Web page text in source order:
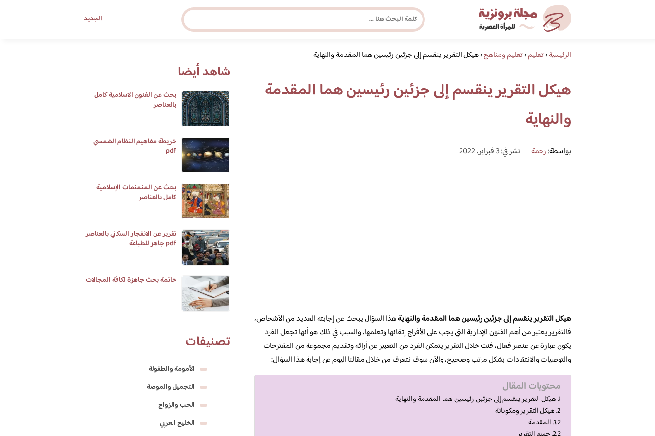
الجديد
مجلة برونزية للفتاة العصرية
ابحث عن أي موضوع يهمك
الرئيسية›تعليم›تعليم ومناهج›هيكل التقرير ينقسم إلى جزئين رئيسين هما المقدمة والنهاية
هيكل التقرير ينقسم إلى جزئين رئيسين هما المقدمة
والنهاية
بواسطة:رحمة نشر في: 3 فبراير، 2022
هيكل التقرير ينقسم إلى جزئين رئيسين هما المقدمة والنهايةهذا السؤال يبحث عن إجابته العديد من الأشخاص،
فالتقرير يعتبر من أهم الفنون الإدارية التي يجب على الأفراج إتقانها وتعلمها، والسبب في ذلك هو أنها تجعل الفرد
يكون عبارة عن عنصر فعال، فنت خلال التقرير يتمكن الفرد من التعبير عن آرائه وتقديم مجموعة من المقترحات
والتوصيات والانتقادات بشكل مرتب وصحيح، والآن سوف نتعرف من خلال مقالنا اليوم عن إجابة هذا السؤال:
محتويات المقال
هيكل التقرير ينقسم إلى جزئين رئيسين هما المقدمة والنهاية
هيكل التقرير ومكوناتة
المقدمة
شاهد أيضا
بحث عن الفنون الاسلامية كامل
بالعناصر
خريطة مفاهيم النظام الشمسي
pdf
بحث عن المنمنمات الإسلامية
كامل بالعناصر
تقرير عن الانفجار السكاني بالعناصر
pdf جاهز للطباعة
خاتمة بحث جاهزة لكافة المجالات
تصنيفات
الأمومة والطفولة
التجميل والموضة
الحب والزواج
الخليج العربي